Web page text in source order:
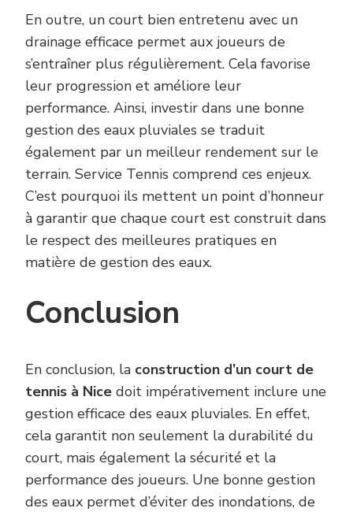
En outre, un court bien entretenu avec un
drainage efficace permet aux joueurs de
s’entraîner plus régulièrement. Cela favorise
leur progression et améliore leur
performance. Ainsi, investir dans une bonne
gestion des eaux pluviales se traduit
également par un meilleur rendement sur le
terrain. Service Tennis comprend ces enjeux.
C’est pourquoi ils mettent un point d’honneur
à garantir que chaque court est construit dans
le respect des meilleures pratiques en
matière de gestion des eaux.
Conclusion
En conclusion, la construction d’un court de
tennis à Nice doit impérativement inclure une
gestion efficace des eaux pluviales. En effet,
cela garantit non seulement la durabilité du
court, mais également la sécurité et la
performance des joueurs. Une bonne gestion
des eaux permet d’éviter des inondations, de